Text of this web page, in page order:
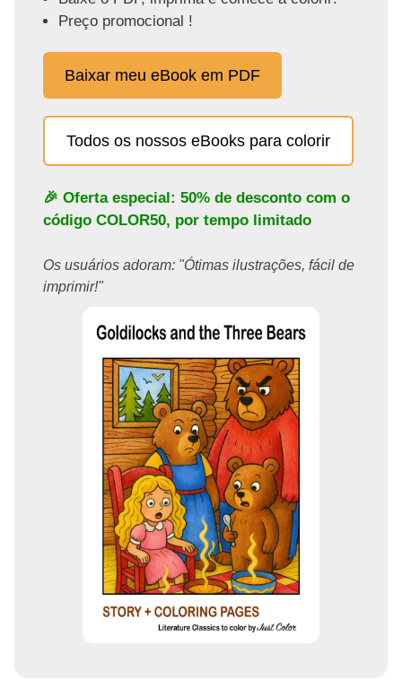
Preço promocional !
Baixar meu eBook em PDF
Todos os nossos eBooks para colorir
🎉 Oferta especial: 50% de desconto com o
código COLOR50, por tempo limitado
Os usuários adoram: "Ótimas ilustrações, fácil de
imprimir!"